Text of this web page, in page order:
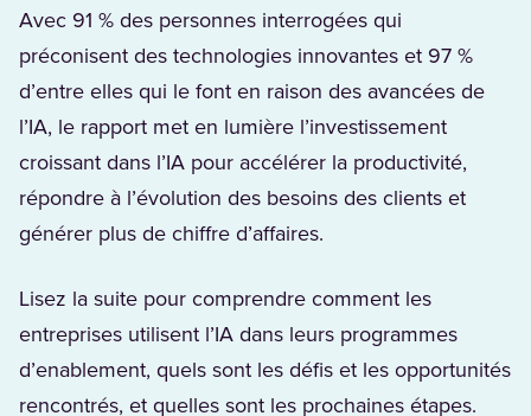
Avec 91 % des personnes interrogées qui
préconisent des technologies innovantes et 97 %
d’entre elles qui le font en raison des avancées de
l’IA, le rapport met en lumière l’investissement
croissant dans l’IA pour accélérer la productivité,
répondre à l’évolution des besoins des clients et
générer plus de chiffre d’affaires.
Lisez la suite pour comprendre comment les
entreprises utilisent l’IA dans leurs programmes
d’enablement, quels sont les défis et les opportunités
rencontrés, et quelles sont les prochaines étapes.